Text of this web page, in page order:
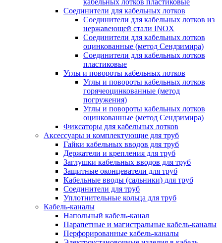
кабельных лотков пластиковые
Соединители для кабельных лотков
Соединители для кабельных лотков из
нержавеющей стали INOX
Соединители для кабельных лотков
оцинкованные (метод Сендзимира)
Соединители для кабельных лотков
пластиковые
Углы и повороты кабельных лотков
Углы и повороты кабельных лотков
горячеоцинкованные (метод
погружения)
Углы и повороты кабельных лотков
оцинкованные (метод Сендзимира)
Фиксаторы для кабельных лотков
Аксессуары и комплектующие для труб
Гайки кабельных вводов для труб
Держатели и крепления для труб
Заглушки кабельных вводов для труб
Защитные оконцеватели для труб
Кабельные вводы (сальники) для труб
Соединители для труб
Уплотнительные кольца для труб
Кабель-каналы
Напольный кабель-канал
Парапетные и магистральные кабель-каналы
Перфорированные кабель-каналы